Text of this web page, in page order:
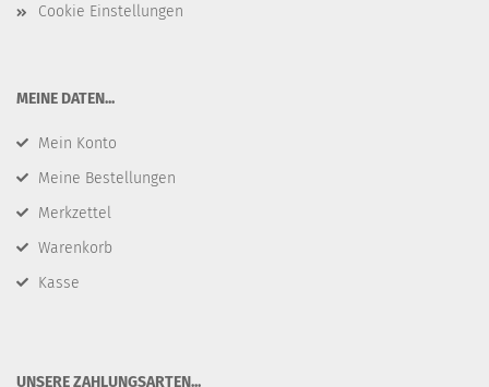
Cookie Einstellungen
​MEINE DATEN...
Mein Konto
Meine Bestellungen
Merkzettel
Warenkorb
Kasse
​UNSERE ZAHLUNGSARTEN...